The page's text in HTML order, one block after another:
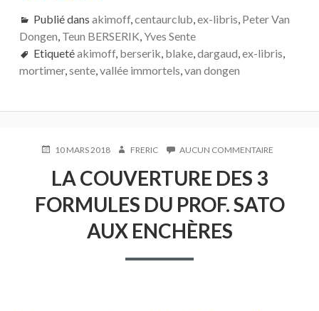
e
b
o
k
itt
er
ta
g
er
Publié dans akimoff,centaurclub,ex-libris, Peter Van
Dongen, Teun BERSERIK,Yves Sente
Etiquetéakimoff, berserik, blake,dargaud,ex-libris,
mortimer,sente,vallée immortels,van dongen
PUBLIÉ10 MARS 2018 AUTEUR
FRERIC AUCUN COMMENTAIRESUR
3
FORMULES
LA COUVERTURE DES 3
FORMULES DU PROF. SATO
AUX ENCHÈRES